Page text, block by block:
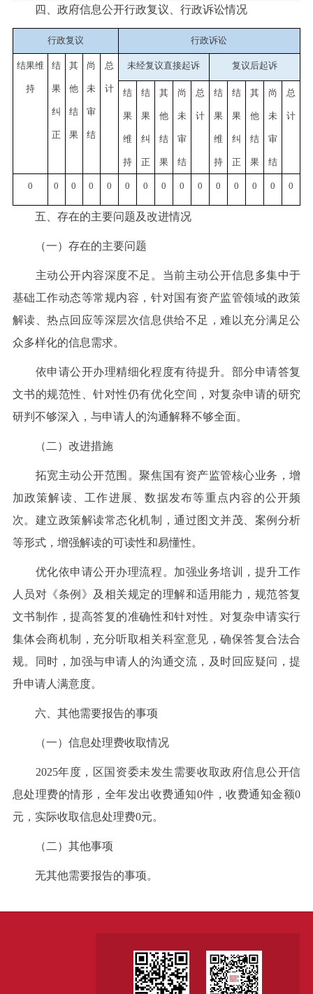
四、政府信息公开行政复议、行政诉讼情况
行政复议 行政诉讼
结果维
持
结
果
纠
正
其
他
结
果
尚
未
审
结
总
计
未经复议直接起诉 复议后起诉
结
果
维
持
结
果
纠
正
其
他
结
果
尚
未
审
结
总
计
结
果
维
持
结
果
纠
正
其
他
结
果
尚
未
审
结
总
计
0 0 0 0 0 0 0 0 0 0 0 0 0 0 0
五、存在的主要问题及改进情况
（一）存在的主要问题
主动公开内容深度不足。当前主动公开信息多集中于
基础工作动态等常规内容，针对国有资产监管领域的政策
解读、热点回应等深层次信息供给不足，难以充分满足公
众多样化的信息需求。
依申请公开办理精细化程度有待提升。部分申请答复
文书的规范性、针对性仍有优化空间，对复杂申请的研究
研判不够深入，与申请人的沟通解释不够全面。
（二）改进措施
拓宽主动公开范围。聚焦国有资产监管核心业务，增
加政策解读、工作进展、数据发布等重点内容的公开频
次。建立政策解读常态化机制，通过图文并茂、案例分析
等形式，增强解读的可读性和易懂性。
优化依申请公开办理流程。加强业务培训，提升工作
人员对《条例》及相关规定的理解和适用能力，规范答复
文书制作，提高答复的准确性和针对性。对复杂申请实行
集体会商机制，充分听取相关科室意见，确保答复合法合
规。同时，加强与申请人的沟通交流，及时回应疑问，提
升申请人满意度。
六、其他需要报告的事项
（一）信息处理费收取情况
2025年度，区国资委未发生需要收取政府信息公开信
息处理费的情形，全年发出收费通知0件，收费通知金额0
元，实际收取信息处理费0元。
（二）其他事项
无其他需要报告的事项。